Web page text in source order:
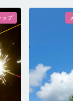
ップ